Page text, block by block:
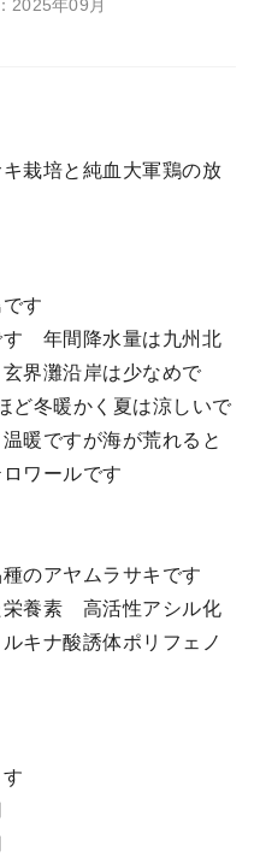
2025年09月
栽培と純血大軍鶏の放
す
す 年間降水量は九州北
界灘沿岸は少なめで
冬暖かく夏は涼しいで
暖ですが海が荒れると
ワールです
種のアヤムラサキです
栄養素 高活性アシル化
キナ酸誘体ポリフェノ
す